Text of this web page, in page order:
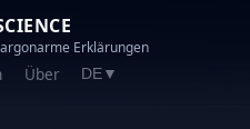
Erklärungen
Über DE▼